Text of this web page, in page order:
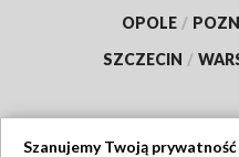
OPOLE /
SZCZECIN /
Szanujemy Twoją prywatność